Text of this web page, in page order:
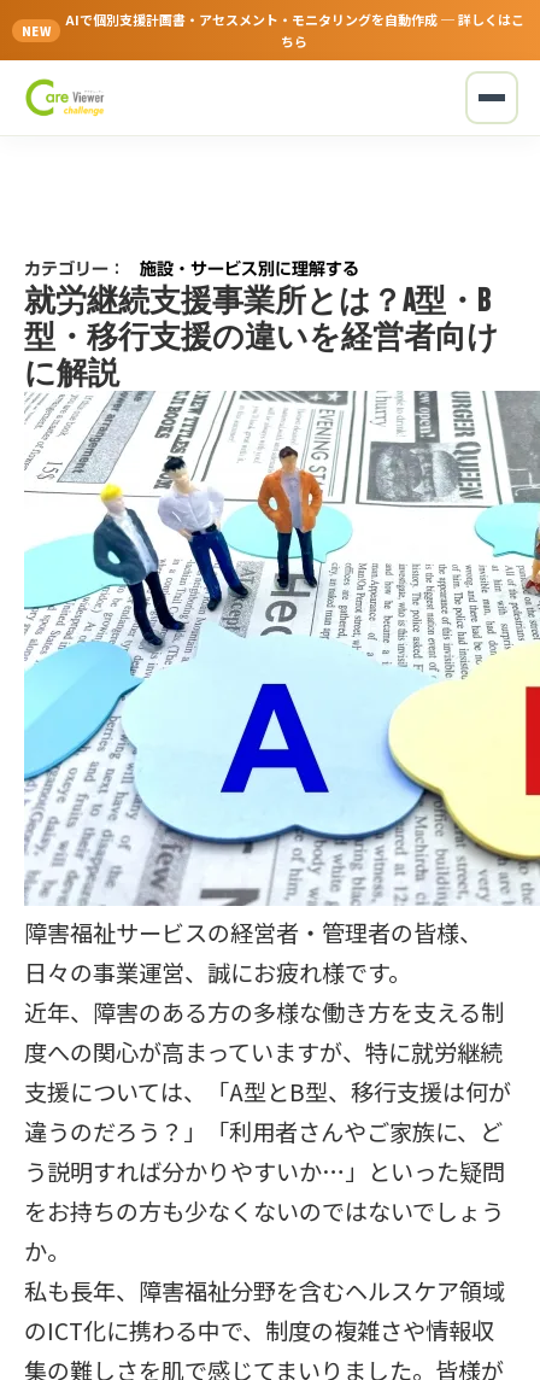
NEW
AIで個別支援計画書・アセスメント・モニタリングを自動作成 ─ 詳しくはこ
ちら
カテゴリー： 施設・サービス別に理解する
就労継続支援事業所とは？A型・B
型・移行支援の違いを経営者向け
に解説
障害福祉サービスの経営者・管理者の皆様、
日々の事業運営、誠にお疲れ様です。
近年、障害のある方の多様な働き方を支える制
度への関心が高まっていますが、特に就労継続
支援については、「A型とB型、移行支援は何が
違うのだろう？」「利用者さんやご家族に、ど
う説明すれば分かりやすいか…」といった疑問
をお持ちの方も少なくないのではないでしょう
か。
私も長年、障害福祉分野を含むヘルスケア領域
のICT化に携わる中で、制度の複雑さや情報収
集の難しさを肌で感じてまいりました。皆様が